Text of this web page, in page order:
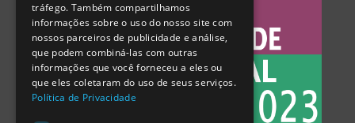
SPANISH
tráfego. Também compartilhamos
informações sobre o uso do nosso site com
nossos parceiros de publicidade e análise,
que podem combiná-las com outras
informações que você forneceu a eles ou
que eles coletaram do uso de seus serviços.
Política de Privacidade